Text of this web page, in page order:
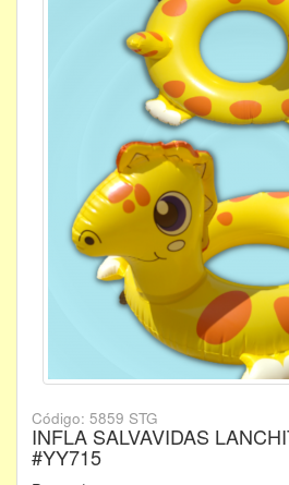
Código: 5859 STG
INFLA SALVAVIDAS
#YY715